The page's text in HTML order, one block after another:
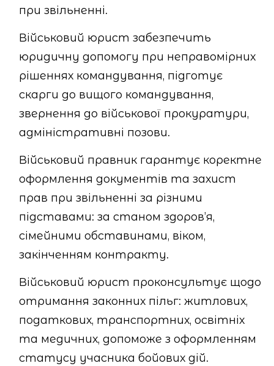
при звільненні.
Військовий юрист забезпечить
юридичну допомогу при неправомірних
рішеннях командування, підготує
скарги до вищого командування,
звернення до військової прокуратури,
адміністративні позови.
Військовий правник гарантує коректне
оформлення документів та захист
прав при звільненні за різними
підставами: за станом здоров’я,
сімейними обставинами, віком,
закінченням контракту.
Військовий юрист проконсультує щодо
отримання законних пільг: житлових,
податкових, транспортних, освітніх
та медичних, допоможе з оформленням
статусу учасника бойових дій.